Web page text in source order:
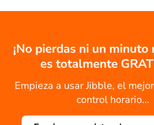
¡No pierdas ni un minuto
es totalmente
Empieza a usar Jibble, el
control horario...